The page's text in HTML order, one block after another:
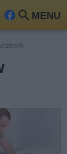
MENU
Fa
ook
Szu
kaj